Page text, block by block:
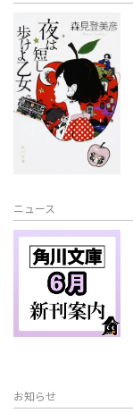
ニュース
お知らせ